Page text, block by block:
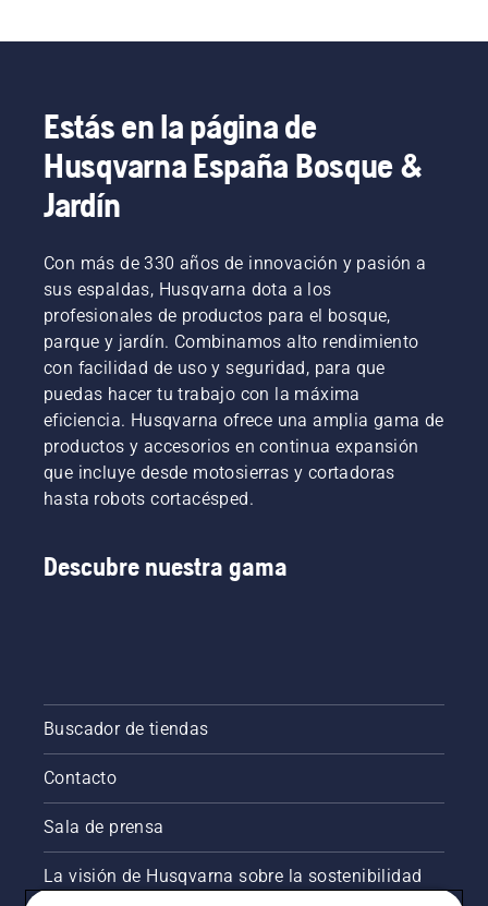
Estás en la página de
Husqvarna España Bosque &
Jardín
Con más de 330 años de innovación y pasión a
sus espaldas, Husqvarna dota a los
profesionales de productos para el bosque,
parque y jardín. Combinamos alto rendimiento
con facilidad de uso y seguridad, para que
puedas hacer tu trabajo con la máxima
eficiencia. Husqvarna ofrece una amplia gama de
productos y accesorios en continua expansión
que incluye desde motosierras y cortadoras
hasta robots cortacésped.
Descubre nuestra gama
Buscador de tiendas
Contacto
Sala de prensa
La visión de Husqvarna sobre la sostenibilidad